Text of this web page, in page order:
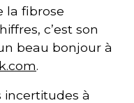
la fibrose
c’est son
beau bonjour à
.
incertitudes à